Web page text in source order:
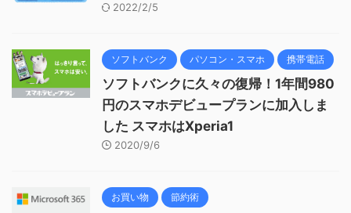
2022/2/5
ソフトバンク パソコン・スマホ 携帯電話
ソフトバンクに久々の復帰！1年間980
円のスマホデビュープランに加入しま
した スマホはXperia1
2020/9/6
お買い物 節約術